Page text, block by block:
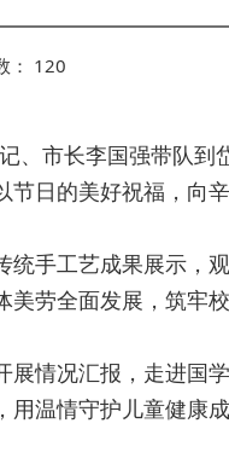
： 120
、市长李国强带队
日的美好祝福，向
手工艺成果展示，
劳全面发展，筑牢
情况汇报，走进国
温情守护儿童健康